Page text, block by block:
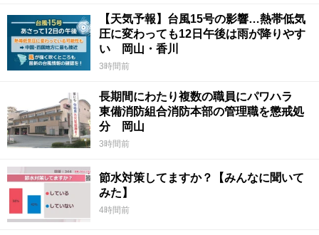
【天気予報】台風15号の影響…熱帯低気
圧に変わっても12日午後は雨が降りやす
い 岡山・香川
3時間前
長期間にわたり複数の職員にパワハラ
東備消防組合消防本部の管理職を懲戒処
分 岡山
3時間前
節水対策してますか？【みんなに聞いて
みた】
4時間前